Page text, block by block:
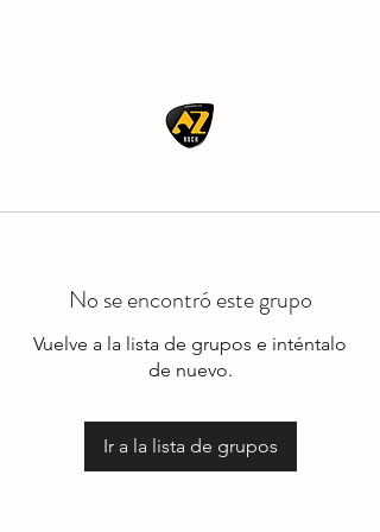
No se encontró este grupo
Vuelve a la lista de grupos e inténtalo
de nuevo.
Ir a la lista de grupos